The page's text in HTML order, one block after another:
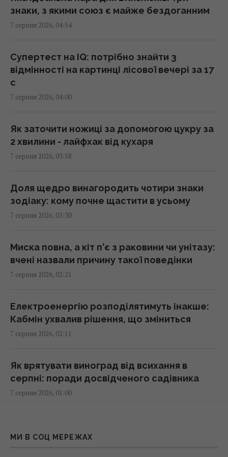
214 мільйонів років тому астероїд залишив
у Канаді "око", видиме з космосу
У чому полягає користь волоських горіхів
для серця, мозку та зміцнення імунітету
03:28 п'ятниця, 07 серпня 2026
В Генштабі ЗСУ повідомили, на яку суму
країни НАТО виділять Україні військової
допомоги
Кинджал Тутанхамона виявився викуваним
із позаземного металу, - археологи
США запровадили нові санкції проти Куби
за співпрацю з Китаєм та РФ, - Bloomberg
Як вибратися з багнюки на автомобілі:
названо простий предмет у салоні, що
01:23 п'ятниця, 07 серпня 2026
"Достатньо, щоб вижити, а не перемогти":
01:19 п'ятниця, 07 серпня 2026
знаки, з якими союз є майже бездоганним
7 серпня 2026, 04:54
Супертест на IQ: потрібно знайти 3
відмінності на картинці лісової вечері за 17
с
7 серпня 2026, 04:00
Як заточити ножиці за допомогою цукру за
2 хвилини - лайфхак від кухаря
7 серпня 2026, 03:58
Доля щедро винагородить чотири знаки
зодіаку: кому почне щастити в усьому
7 серпня 2026, 03:30
Миска повна, а кіт п’є з раковини чи унітазу:
вчені назвали причину такої поведінки
7 серпня 2026, 02:21
Електроенергію розподілятимуть інакше:
Кабмін ухвалив рішення, що зміниться
7 серпня 2026, 02:11
Як врятувати виноград від всихання в
серпні: поради досвідченого садівника
7 серпня 2026, 01:00
«бабусин» трюк без жодної краплі
МИ В СОЦ МЕРЕЖАХ